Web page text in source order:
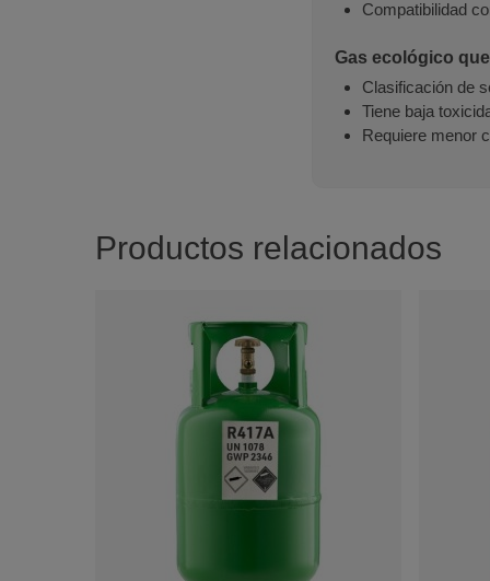
Compatibilidad
Gas ecológico
Clasificación de
Tiene baja
Requiere menor
Productos relacionados